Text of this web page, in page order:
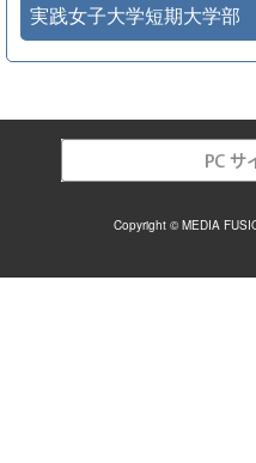
実践女子大学短期大学部
Copyright © MEDIA